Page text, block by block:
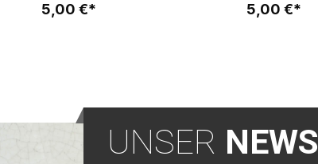
5,00 €* 5,00 €*
UNSER